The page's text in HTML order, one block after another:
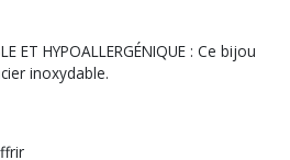
ET HYPOALLERGÉNIQUE : Ce bijou
inoxydable.